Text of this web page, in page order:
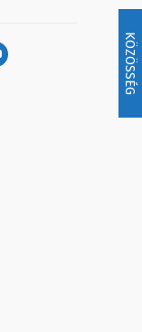
KÖZÖSSÉG